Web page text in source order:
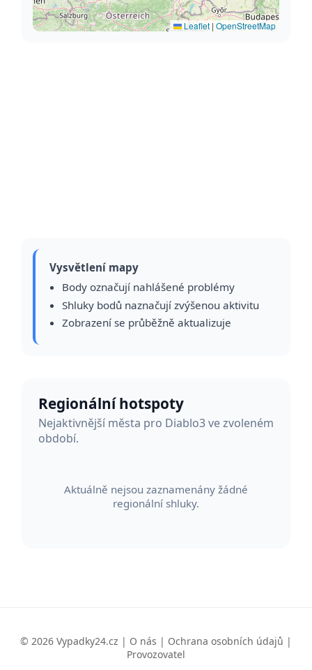
Leaflet | OpenStreetMap
Vysvětlení mapy
Body označují nahlášené problémy
Shluky bodů naznačují zvýšenou aktivitu
Zobrazení se průběžně aktualizuje
Regionální hotspoty
Nejaktivnější města pro Diablo3 ve zvoleném
období.
Aktuálně nejsou zaznamenány žádné
regionální shluky.
© 2026 Vypadky24.cz | O nás | Ochrana osobních údajů |
Provozovatel